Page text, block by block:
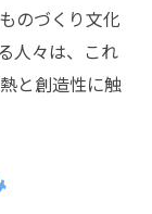
のづくり文化
人々は、これ
と創造性に触